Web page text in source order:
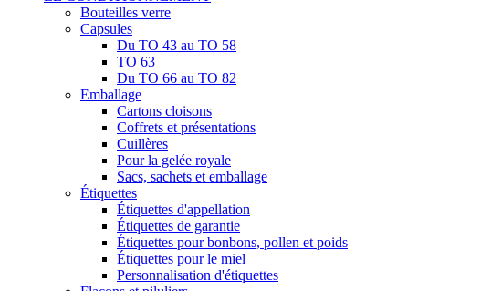
Bouteilles verre
Capsules
Du TO 43 au TO 58
TO 63
Du TO 66 au TO 82
Emballage
Cartons cloisons
Coffrets et présentations
Cuillères
Pour la gelée royale
Sacs, sachets et emballage
Étiquettes
Étiquettes d'appellation
Étiquettes de garantie
Étiquettes pour bonbons, pollen et poids
Étiquettes pour le miel
Personnalisation d'étiquettes